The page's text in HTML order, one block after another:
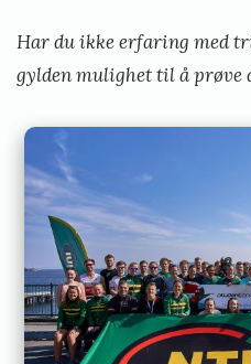
Har du ikke erfaring med
gylden mulighet til å prøve